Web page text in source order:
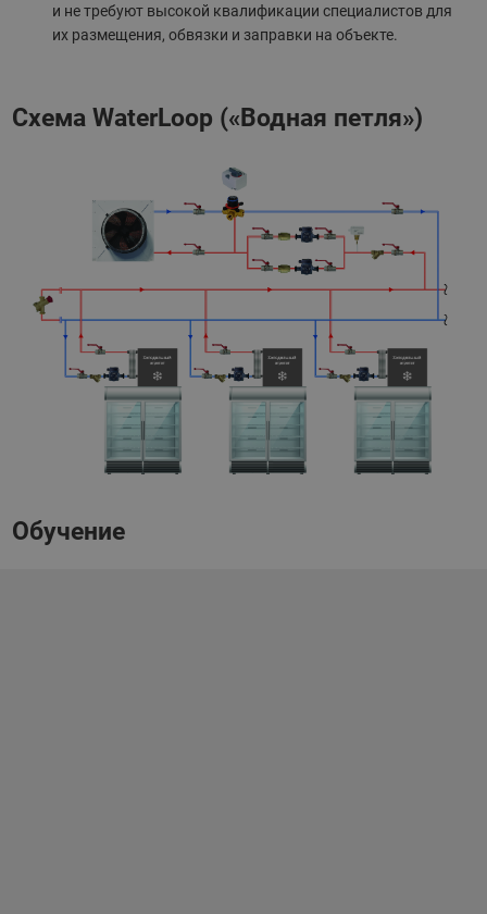
и не требуют высокой квалификации специалистов для
их размещения, обвязки и заправки на объекте.
Схема WaterLoop («Водная петля»)
Обучение